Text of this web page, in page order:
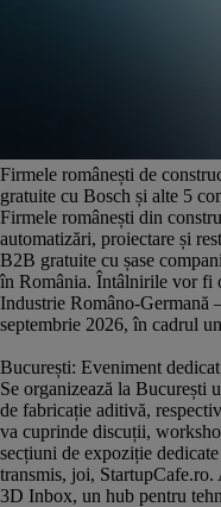
Firmele românești de
gratuite cu Bosch și alte 5
Firmele românești din
automatizări, proiectare și
B2B gratuite cu șase
în România. Întâlnirile vor fi
Industrie Româno-Germană
septembrie 2026, în cadrul
București: Eveniment
Se organizează la București
de fabricație aditivă,
va cuprinde discuții,
secțiuni de expoziție
transmis, joi,
3D Inbox, un hub pentru